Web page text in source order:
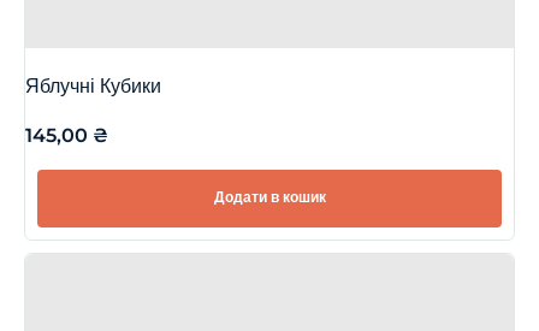
Яблучні Кубики
145,00 ₴
Додати в кошик